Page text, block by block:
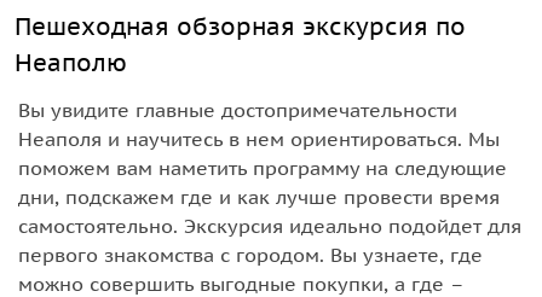
Пешеходная обзорная экскурсия по
Неаполю
Вы увидите главные достопримечательности
Неаполя и научитесь в нем ориентироваться. Мы
поможем вам наметить программу на следующие
дни, подскажем где и как лучше провести время
самостоятельно. Экскурсия идеально подойдет для
первого знакомства с городом. Вы узнаете, где
можно совершить выгодные покупки, а где –